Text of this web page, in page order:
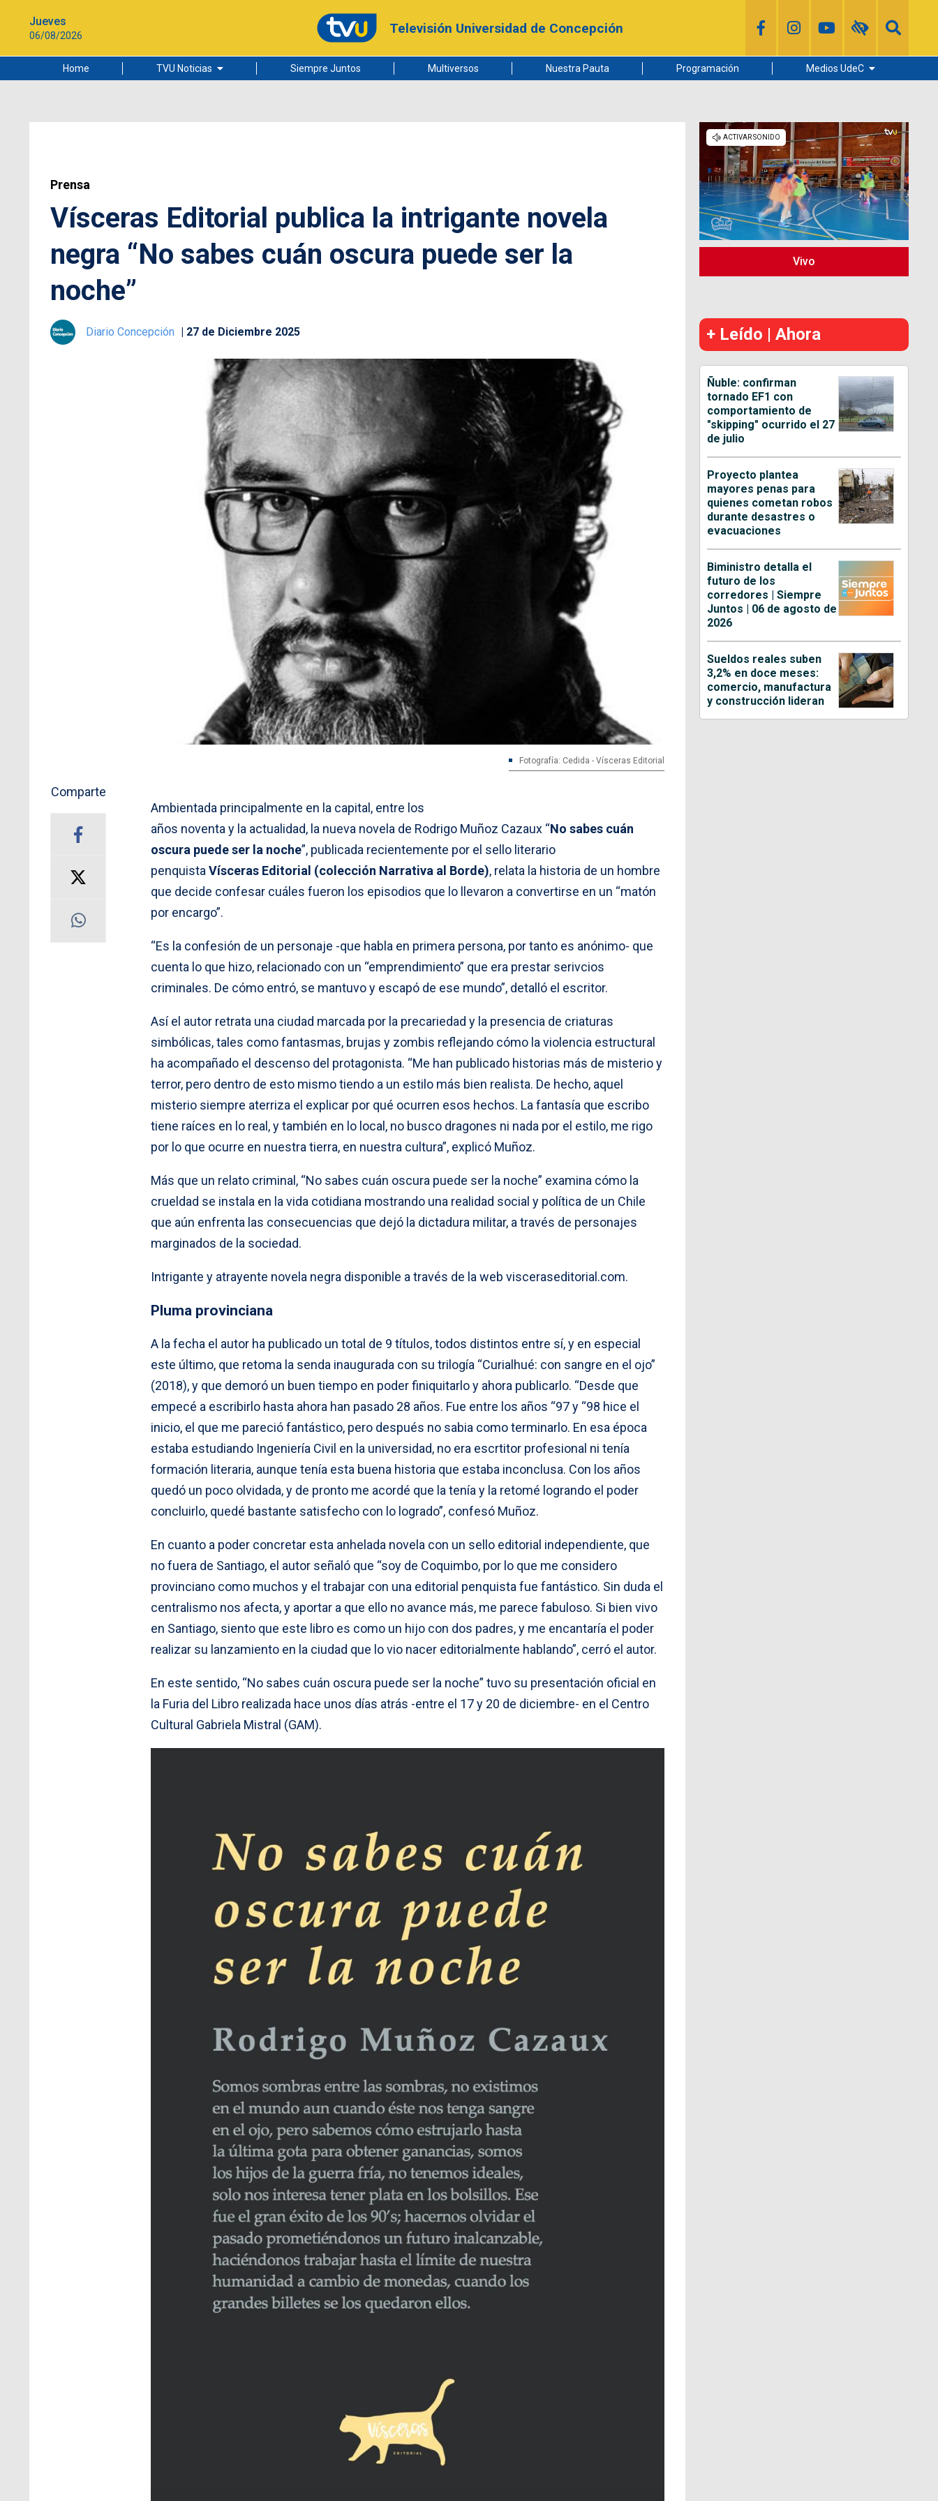
Jueves
06/08/2026 Televisión Universidad de Concepción
Home TVU Noticias
Ciudad
Siempre Juntos Multiversos Nuestra Pauta Programación Medios UdeC
Radio UdeC
Noticias UdeC
La Discusión
Prensa
Vísceras Editorial publica la intrigante novela
negra “No sabes cuán oscura puede ser la
noche”
Diario Concepción 27 de Diciembre 2025
Fotografía: Cedida - Vísceras Editorial
Comparte
Ambientada principalmente en la capital, entre los
años noventa y la actualidad, la nueva novela de Rodrigo Muñoz Cazaux “No sabes cuán
oscura puede ser la noche”, publicada recientemente por el sello literario
penquista Vísceras Editorial (colección Narrativa al Borde), relata la historia de un hombre
que decide confesar cuáles fueron los episodios que lo llevaron a convertirse en un “matón
por encargo”.
“Es la confesión de un personaje -que habla en primera persona, por tanto es anónimo- que
cuenta lo que hizo, relacionado con un “emprendimiento” que era prestar serivcios
criminales. De cómo entró, se mantuvo y escapó de ese mundo”, detalló el escritor.
Así el autor retrata una ciudad marcada por la precariedad y la presencia de criaturas
simbólicas, tales como fantasmas, brujas y zombis reflejando cómo la violencia estructural
ha acompañado el descenso del protagonista. “Me han publicado historias más de misterio y
terror, pero dentro de esto mismo tiendo a un estilo más bien realista. De hecho, aquel
misterio siempre aterriza el explicar por qué ocurren esos hechos. La fantasía que escribo
tiene raíces en lo real, y también en lo local, no busco dragones ni nada por el estilo, me rigo
por lo que ocurre en nuestra tierra, en nuestra cultura”, explicó Muñoz.
Más que un relato criminal, “No sabes cuán oscura puede ser la noche” examina cómo la
crueldad se instala en la vida cotidiana mostrando una realidad social y política de un Chile
que aún enfrenta las consecuencias que dejó la dictadura militar, a través de personajes
marginados de la sociedad.
Intrigante y atrayente novela negra disponible a través de la web visceraseditorial.com.
Pluma provinciana
A la fecha el autor ha publicado un total de 9 títulos, todos distintos entre sí, y en especial
este último, que retoma la senda inaugurada con su trilogía “Curialhué: con sangre en el ojo”
(2018), y que demoró un buen tiempo en poder finiquitarlo y ahora publicarlo. “Desde que
empecé a escribirlo hasta ahora han pasado 28 años. Fue entre los años “97 y “98 hice el
inicio, el que me pareció fantástico, pero después no sabia como terminarlo. En esa época
estaba estudiando Ingeniería Civil en la universidad, no era escrtitor profesional ni tenía
formación literaria, aunque tenía esta buena historia que estaba inconclusa. Con los años
quedó un poco olvidada, y de pronto me acordé que la tenía y la retomé logrando el poder
concluirlo, quedé bastante satisfecho con lo logrado”, confesó Muñoz.
En cuanto a poder concretar esta anhelada novela con un sello editorial independiente, que
no fuera de Santiago, el autor señaló que “soy de Coquimbo, por lo que me considero
provinciano como muchos y el trabajar con una editorial penquista fue fantástico. Sin duda el
centralismo nos afecta, y aportar a que ello no avance más, me parece fabuloso. Si bien vivo
en Santiago, siento que este libro es como un hijo con dos padres, y me encantaría el poder
realizar su lanzamiento en la ciudad que lo vio nacer editorialmente hablando”, cerró el autor.
En este sentido, “No sabes cuán oscura puede ser la noche” tuvo su presentación oficial en
la Furia del Libro realizada hace unos días atrás -entre el 17 y 20 de diciembre- en el Centro
Cultural Gabriela Mistral (GAM).
Vivo
+ Leído | Ahora
Ñuble: confirman
tornado EF1 con
comportamiento de
"skipping" ocurrido el 27
de julio
Proyecto plantea
mayores penas para
quienes cometan robos
durante desastres o
evacuaciones
Biministro detalla el
futuro de los
corredores | Siempre
Juntos | 06 de agosto de
2026
Sueldos reales suben
3,2% en doce meses:
comercio, manufactura
y construcción lideran